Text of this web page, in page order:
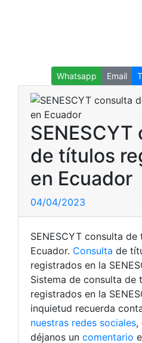
Whatsapp Email
de títulos
en Ecuador
04/04/2023
SENESCYT consulta
Ecuador. Consulta de
registrados en la
Sistema de consulta de
registrados en la
inquietud recuerda
nuestras redes sociales,
déjanos un comentario